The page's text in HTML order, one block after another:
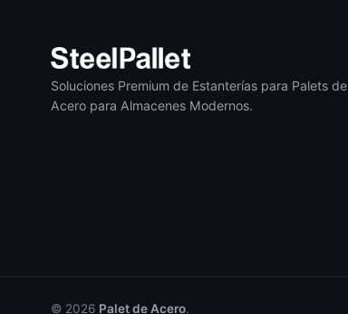
Soluciones Premium de Estanterías para Palets de
Acero para Almacenes Modernos.
© 2026 Palet de Acero.